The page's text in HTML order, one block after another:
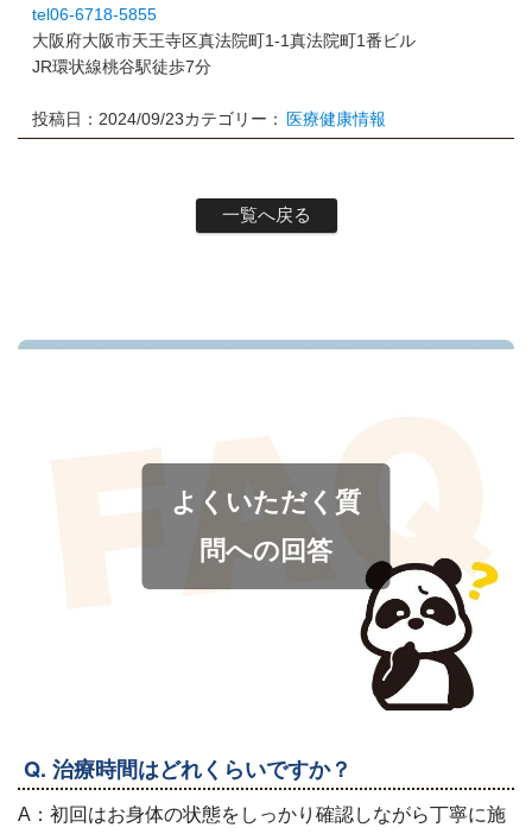
tel06-6718-5855
大阪府大阪市天王寺区真法院町1-1真法院町1番ビル
JR環状線桃谷駅徒歩7分
投稿日：2024/09/23カテゴリー： 医療健康情報
一覧へ戻る
よくいただく質
問への回答
Q. 治療時間はどれくらいですか？
A：初回はお身体の状態をしっかり確認しながら丁寧に施